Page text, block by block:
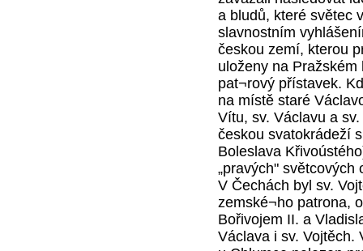
a bludů, které světec
slavnostním
českou zemí, kterou
uloženy na
pat¬rový přístavek.
na místě staré
Vítu, sv. Václavu a
českou svatokrádeží
Boleslava
„pravých" světcových
V Čechách byl sv.
zemské¬ho patrona,
Bořivojem II. a
Václava i sv. Vojtěch.